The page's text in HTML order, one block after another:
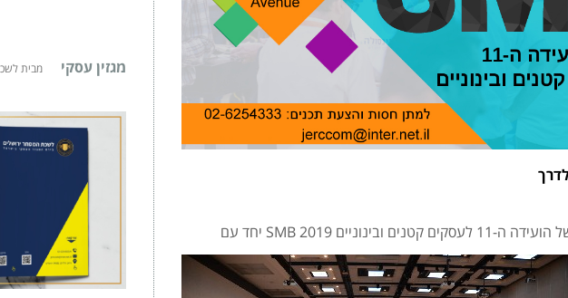
לשכת המסחר ירושלים שמחה לעדכן על יציאתה לדרך של הועידה ה-11 לעסקים קטנים ובינוניים 2019 SMB יחד עם
מגזין עסקי מבית